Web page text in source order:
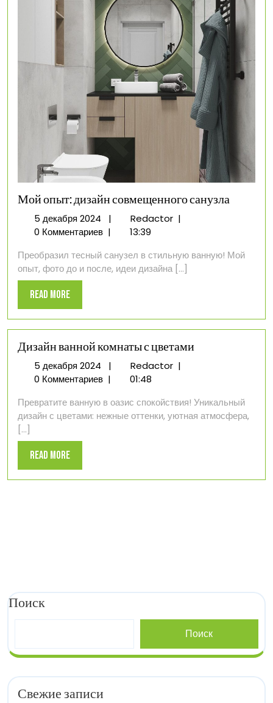
Мой опыт: дизайн совмещенного санузла
5 декабря 20245
декабря
| RedactorМой
совмещенного
санузла
|
0 Комментариев |
13:39
Преобразил тесный санузел в стильную ванную! Мой
опыт, фото до и после, идеи дизайна [...]
Read MoreRead
More
Дизайн ванной комнаты с цветами
5 декабря 20245
декабря
| RedactorДизайн
с
цветами
|
0 Комментариев |
01:48
Превратите ванную в оазис спокойствия! Уникальный
дизайн с цветами: нежные оттенки, уютная атмосфера,
[...]
Read MoreRead
More
Поиск
Поиск
Свежие записи